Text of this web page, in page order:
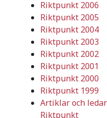
Riktpunkt 2006
Riktpunkt 2005
Riktpunkt 2004
Riktpunkt 2003
Riktpunkt 2002
Riktpunkt 2001
Riktpunkt 2000
Riktpunkt 1999
Artiklar och
Riktpunkt